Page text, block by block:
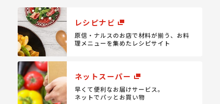
レシピナビ
原信・ナルスのお店で材料が揃う、 お料
理メニューを集めたレシピサイト
ネットスーパー
早くて便利なお届けサービス。
ネットでパッとお買い物